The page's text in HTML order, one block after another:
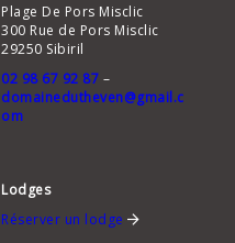
Plage De Pors Misclic
300 Rue de Pors Misclic
29250 Sibiril
02 98 67 92 87 –
domainedutheven@gmail.c
om
Lodges
Réserver un lodge